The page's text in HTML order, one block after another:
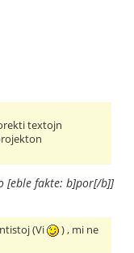
textojn
[eble fakte: b]por[/b]]
(Vi
) , mi ne